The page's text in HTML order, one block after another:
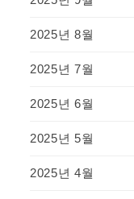
2025년 8월
2025년 7월
2025년 6월
2025년 5월
2025년 4월